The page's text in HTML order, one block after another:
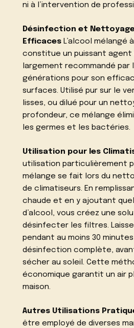
ni à l’intervention de
Désinfection et
Efficaces L’alcool mélangé
constitue un puissant
largement recommandé par
générations pour son
surfaces. Utilisé pur sur le
lisses, ou dilué pour un
profondeur, ce mélange
les germes et les bactéries.
Utilisation pour les
utilisation particulièrement
mélange se fait lors du
de climatiseurs. En
chaude et en y ajoutant
d’alcool, vous créez une
désinfecter les filtres.
pendant au moins 30
désinfection complète,
sécher au soleil. Cette
économique garantit un air
maison.
Autres Utilisations
être employé de diverses